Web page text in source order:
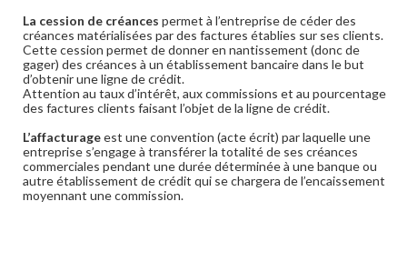
La cession de créances permet à l’entreprise de céder des
créances matérialisées par des factures établies sur ses clients.
Cette cession permet de donner en nantissement (donc de
gager) des créances à un établissement bancaire dans le but
d’obtenir une ligne de crédit.
Attention au taux d’intérêt, aux commissions et au pourcentage
des factures clients faisant l’objet de la ligne de crédit.
L’affacturageest une convention (acte écrit) par laquelle une
entreprise s’engage à transférer la totalité de ses créances
commerciales pendant une durée déterminée à une banque ou
autre établissement de crédit qui se chargera de l’encaissement
moyennant une commission.